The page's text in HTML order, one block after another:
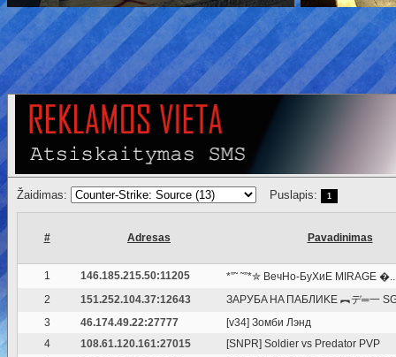
Žaidimas: Puslapis: 1
# Adresas Pavadinimas
1 146.185.215.50:11205
*”˜ ˜”*✮ BeчHo-БуXиE MIRAGE
2
151.252.104.37:12643
ЗAPУБA HA ПAБЛИKE ︻デ═一
3
46.174.49.22:27777
[v34] Зомби Лэнд
4
108.61.120.161:27015
[SNPR] Soldier vs Predator PVP